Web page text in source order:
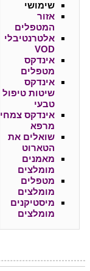
שימושי
אזור
המטפלים
אלטרנטיבלי
VOD
אינדקס
מטפלים
אינדקס
שיטות טיפול
טבעי
אינדקס צמחי
מרפא
שואלים את
הטארוט
מאמנים
מומלצים
מטפלים
מומלצים
מיסטיקנים
מומלצים